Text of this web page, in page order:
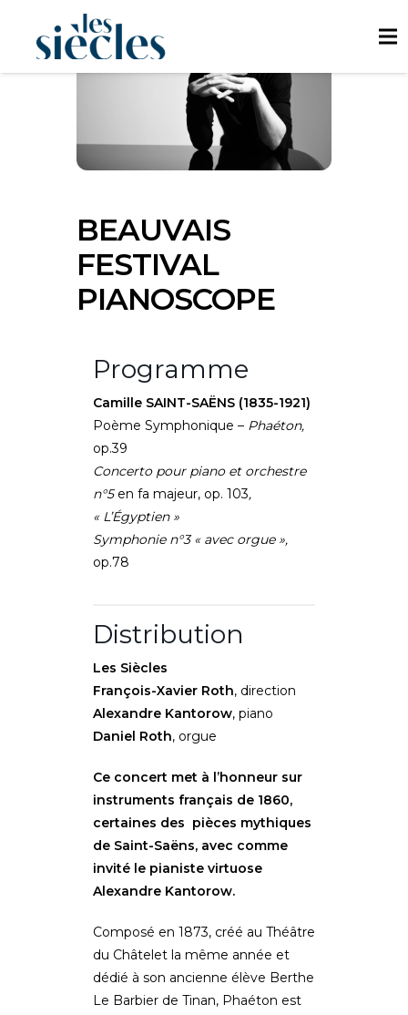
BEAUVAIS
FESTIVAL
PIANOSCOPE
Programme
Camille SAINT-SAËNS (1835-1921)
Poème Symphonique – Phaéton,
op.39
Concerto pour piano et orchestre
n°5en fa majeur, op. 103,
« L’Égyptien »
Symphonie n°3 « avec orgue »,
op.78
Distribution
Les Siècles
François-Xavier Roth, direction
Alexandre Kantorow, piano
Daniel Roth, orgue
Ce concert met à l’honneur sur
instruments français de 1860,
certaines des pièces mythiques
de Saint-Saëns, avec comme
invité le pianiste virtuose
Alexandre Kantorow.
Composé en 1873, créé au Théâtre
du Châtelet la même année et
dédié à son ancienne élève Berthe
Le Barbier de Tinan, Phaéton est